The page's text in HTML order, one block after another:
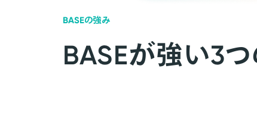
BASEの強み
BASEが強い3